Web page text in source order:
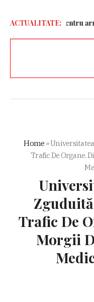
ACTUALITATE:
kamikaze pentru
Home »
Trafic De Organe.
Trafic De
Morgii